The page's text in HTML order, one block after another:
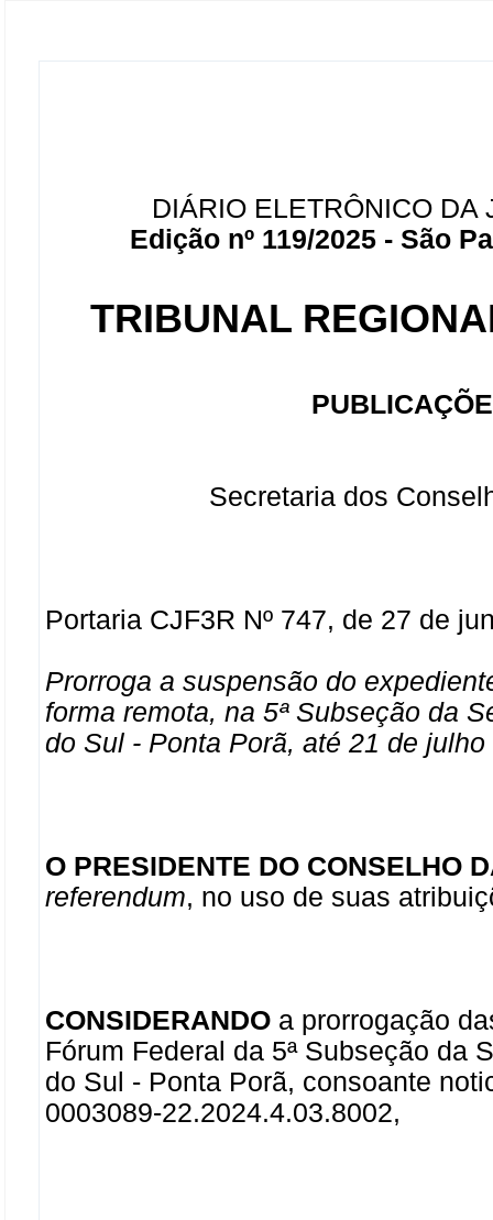
DIÁRIO ELETRÔNICO DA
Edição nº 119/2025 - São
TRIBUNAL
Secretaria dos
Portaria CJF3R Nº 747, de 27 de
Prorroga a suspensão do
forma remota, na 5ª Subseção da
do Sul - Ponta Porã, até 21 de julho
O PRESIDENTE DO CONSELHO
referendum, no uso de suas
CONSIDERANDOa prorrogação
Fórum Federal da 5ª Subseção da
do Sul - Ponta Porã, consoante
0003089-22.2024.4.03.8002,